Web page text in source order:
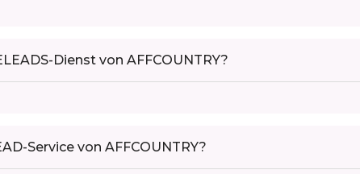
Dienst von AFFCOUNTRY?
Service von AFFCOUNTRY?